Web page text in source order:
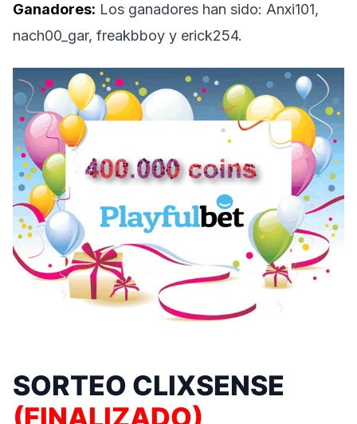
Ganadores: Los ganadores han sido: Anxi101,
nach00_gar, freakbboy y erick254.
SORTEO CLIXSENSE
(FINALIZADO)